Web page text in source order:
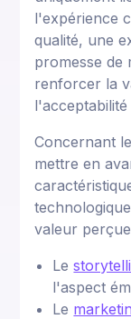
l'expérience
qualité, une
promesse de
renforcer la
Concernant
mettre en
valeur
Le
l'aspect
Le